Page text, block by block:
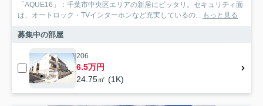
「AQUE16」：千葉市中央区エリアの新居にピッタリ。セキュリティ面
は、オートロック・TVインターホンなど充実しているの... もっと見る
募集中の部屋
206
6.5万円
24.75㎡ (1K)